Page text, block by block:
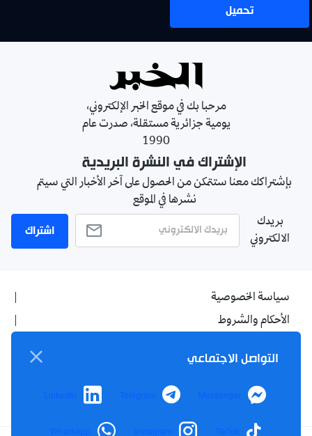
تحميل
مرحبا بك في موقع الخبر الإلكتروني،
يومية جزائرية مستقلة، صدرت عام
1990
الإشتراك في النشرة البريدية
بإشتراكك معنا ستتمكن من الحصول على آخر الأخبار التي سيتم
نشرها في الموقع
بريدك
الالكتروني
اشتراك
سياسة الخصوصية
الأحكام والشروط
اتصل بنا
من نحن
التواصل الاجتماعي
Messenger
Telegram
LinkedIn
TikTok
Instagram
WhatsApp